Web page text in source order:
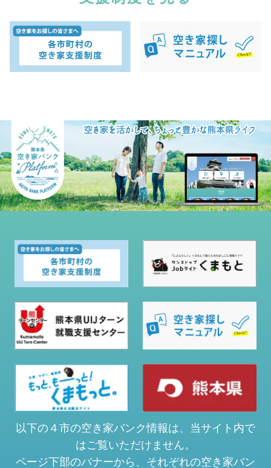
以下の４市の空き家バンク情報は、当サイト内で
はご覧いただけません。
ページ下部のバナーから、それぞれの空き家バン